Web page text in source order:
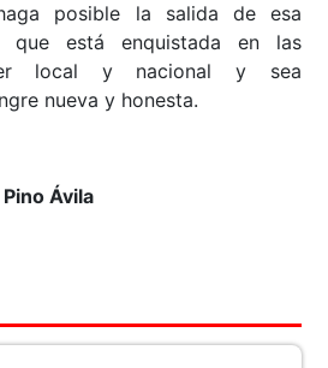
posible la salida de esa
que está enquistada en las
local y nacional y sea
nueva y honesta.
Ávila